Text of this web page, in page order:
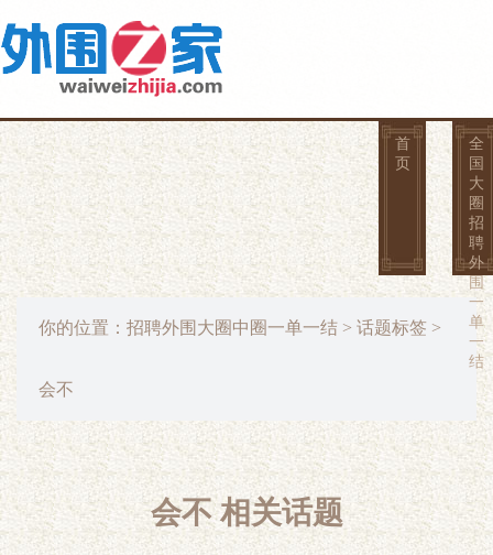
首
页
全
国
大
圈
招
聘
外
围
一
单
一
结
你的位置： 招聘外围大圈中圈一单一结 > 话题标签 >
会不
会不 相关话题